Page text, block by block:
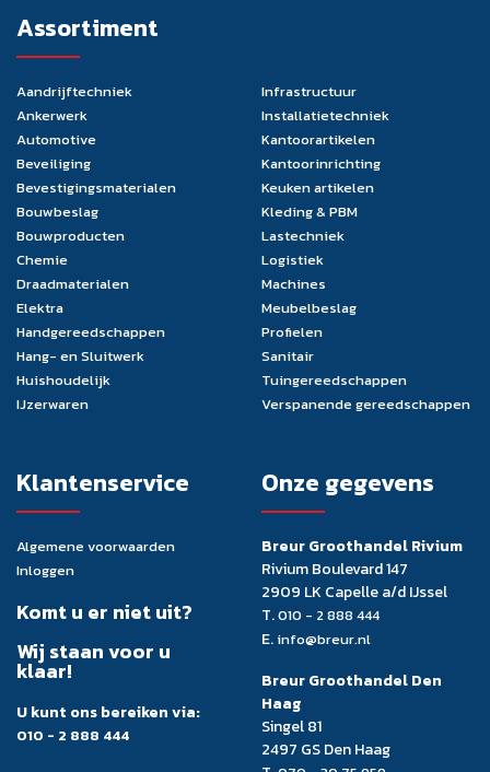
Assortiment
Aandrijftechniek
Ankerwerk
Automotive
Beveiliging
Bevestigingsmaterialen
Bouwbeslag
Bouwproducten
Chemie
Draadmaterialen
Elektra
Handgereedschappen
Hang- en Sluitwerk
Huishoudelijk
IJzerwaren
Infrastructuur
Installatietechniek
Kantoorartikelen
Kantoorinrichting
Keuken artikelen
Kleding & PBM
Lastechniek
Logistiek
Machines
Meubelbeslag
Profielen
Sanitair
Tuingereedschappen
Verspanende gereedschappen
Klantenservice
Algemene voorwaarden
Inloggen
Komt u er niet uit?
Wij staan voor u
klaar!
U kunt ons bereiken via:
010 - 2 888 444
Onze gegevens
Breur Groothandel Rivium
Rivium Boulevard 147
2909 LK Capelle a/d IJssel
T.010 - 2 888 444
E. info@breur.nl
Breur Groothandel Den
Haag
Singel 81
2497 GS Den Haag